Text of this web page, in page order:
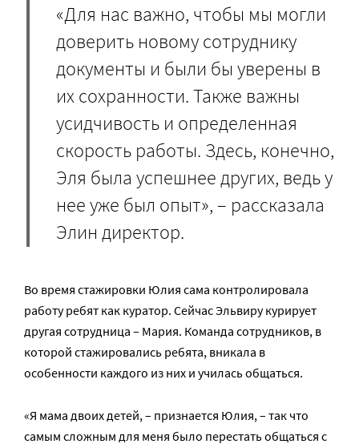
«Для нас важно, чтобы мы могли
доверить новому сотруднику
документы и были бы уверены в
их сохранности. Также важны
усидчивость и определенная
скорость работы. Здесь, конечно,
Эля была успешнее других, ведь у
нее уже был опыт», – рассказала
Элин директор.
Во время стажировки Юлия сама контролировала
работу ребят как куратор. Сейчас Эльвиру курирует
другая сотрудница – Мария. Команда сотрудников, в
которой стажировались ребята, вникала в
особенности каждого из них и училась общаться.
«Я мама двоих детей, – признается Юлия, – так что
самым сложным для меня было перестать общаться с